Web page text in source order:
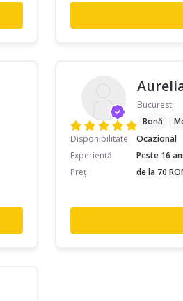
Bucuresti
Bonă
Disponibilitate
Ocazional
Experiență
Peste 16
Preț
de la 70